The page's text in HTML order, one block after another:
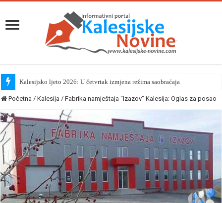
Kalesijsko ljeto 2026: U četvrtak izmjena režima saobraćaja
Početna / Kalesija / Fabrika namještaja “Izazov” Kalesija: Oglas za posao